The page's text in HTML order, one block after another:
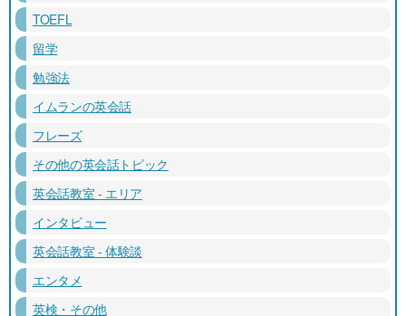
TOEFL
留学
勉強法
イムランの英会話
フレーズ
その他の英会話トピック
英会話教室 - エリア
インタビュー
英会話教室 - 体験談
エンタメ
英検・その他